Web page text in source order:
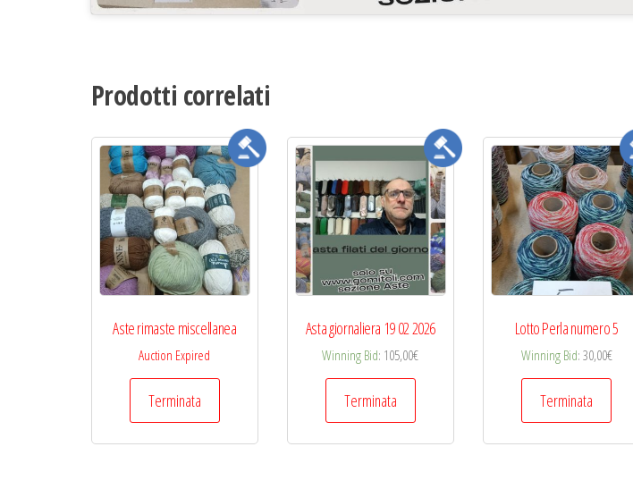
Prodotti correlati
Aste rimaste miscellanea
Auction Expired
Terminata
Asta giornaliera 19 02 2026
Winning Bid: 105,00€
Terminata
Lotto Perla numero 5
Winning Bid:30,00€
Terminata